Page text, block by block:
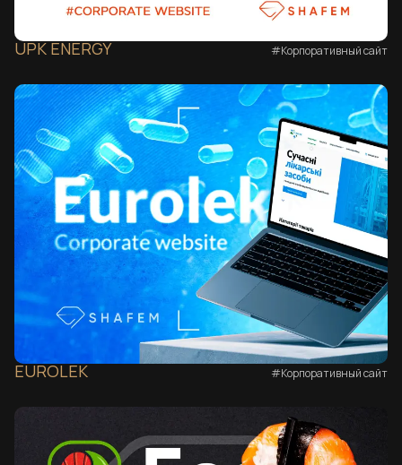
UPK ENERGY #Корпоративный сайт
EUROLEK #Корпоративный сайт